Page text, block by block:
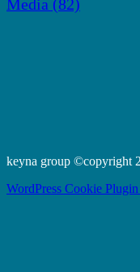
Media (82)
keyna group ©copyright
WordPress Cookie